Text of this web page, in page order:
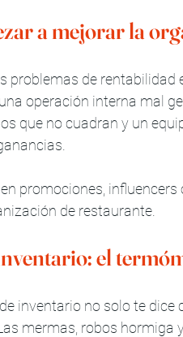
a mejorar la
problemas de
operación interna mal
que no cuadran y un
promociones,
de restaurante.
el
inventario no solo te
mermas, robos